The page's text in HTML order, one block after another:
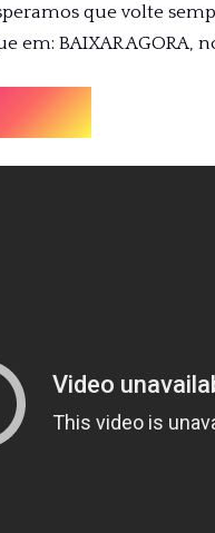
que volte
em: BAIXAR AGORA,